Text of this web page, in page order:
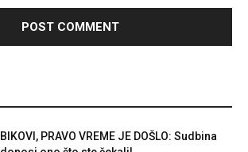
BIKOVI, PRAVO VREME JE DOŠLO: Sudbina